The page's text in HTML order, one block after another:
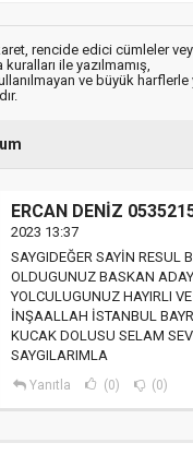
rencide edici cümleler
kuralları ile yazılmamış,
ve büyük harflerle
ERCAN DENİZ
2023 13:37
SAYGIDEĞER SAYİN RESUL
OLDUGUNUZ BASKAN
YOLCULUGUNUZ HAYIRLI
İNŞAALLAH İSTANBUL
KUCAK DOLUSU SELAM
SAYGILARIMLA
Yanıtla (0) (0)